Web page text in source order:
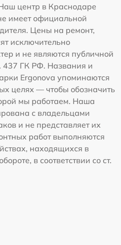
центр в Краснодаре
имеет официальной
Цены на ремонт,
исключительно
и не являются публичной
437 ГК РФ. Названия и
Ergonova упоминаются
целях — чтобы обозначить
мы работаем. Наша
с владельцами
и не представляет их
работ выполняются
находящихся в
в соответствии со ст.